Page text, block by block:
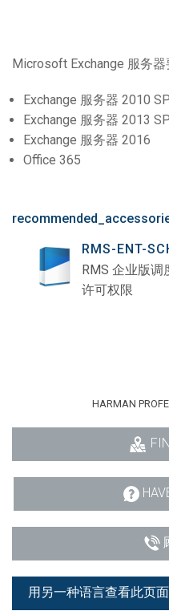
Microsoft Exchange 服务器
Exchange 服务器 2010
Exchange 服务器 2013
Exchange 服务器 2016
Office 365
RMS-ENT-
RMS 企业版调
许可权限
HARMAN
用另一种语言查看此页面